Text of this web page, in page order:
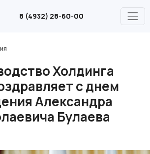
8 (4932) 28-60-00
Холдинга
с днем
Александра
Булаева